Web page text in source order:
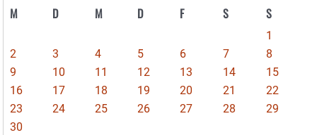
M D M D F S S
1
2
3 4 5 6 7
8
9
10 11 12 13 14
15
16
17 18 19 20 21
22
23
24 25 26 27 28
29
30